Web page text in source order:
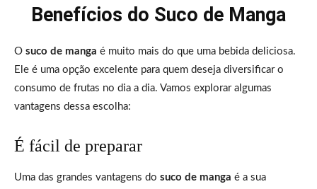
Benefícios do Suco de Manga
O suco de manga é muito mais do que uma bebida deliciosa.
Ele é uma opção excelente para quem deseja diversificar o
consumo de frutas no dia a dia. Vamos explorar algumas
vantagens dessa escolha:
É fácil de preparar
Uma das grandes vantagens do suco de manga é a sua